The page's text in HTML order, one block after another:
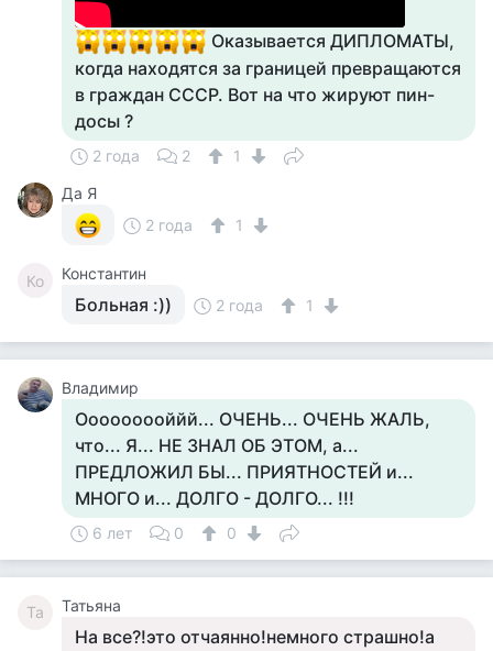
Оказывается ДИПЛОМАТЫ,
когда находятся за границей превращаются
в граждан СССР. Вот на что жируют пин-
досы ?
2 года 2
1
Да Я
2 года
1
Ко Константин
Больная :)) 2 года 1
Владимир
Ооооооооййй... ОЧЕНЬ... ОЧЕНЬ ЖАЛЬ,
что... Я... НЕ ЗНАЛ ОБ ЭТОМ, а...
ПРЕДЛОЖИЛ БЫ... ПРИЯТНОСТЕЙ и...
МНОГО и... ДОЛГО - ДОЛГО... !!!
6 лет 0 0
Та Татьяна
На все?!это отчаянно!немного страшно!а